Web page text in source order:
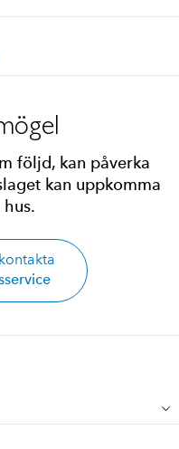
följd, kan påverka
kan uppkomma